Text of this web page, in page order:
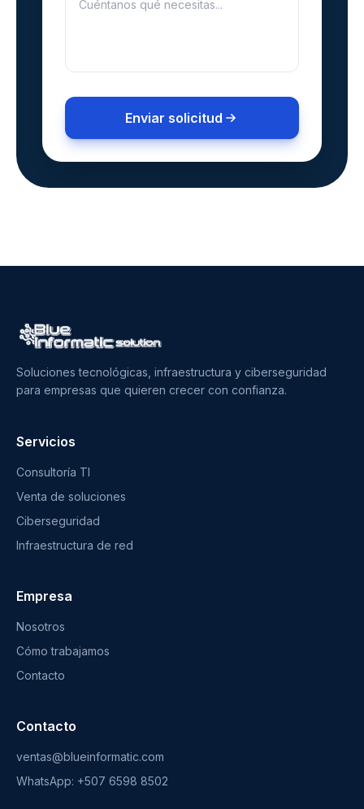
Enviar solicitud
Soluciones tecnológicas, infraestructura y ciberseguridad
para empresas que quieren crecer con confianza.
Servicios
Consultoría TI
Venta de soluciones
Ciberseguridad
Infraestructura de red
Empresa
Nosotros
Cómo trabajamos
Contacto
Contacto
ventas@blueinformatic.com
WhatsApp: +507 6598 8502